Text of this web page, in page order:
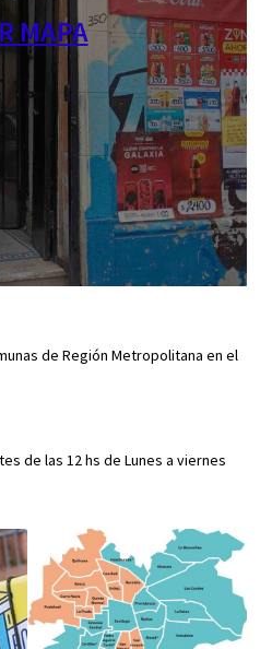
MAPA
de Región Metropolitana en el
de las 12 hs de Lunes a viernes